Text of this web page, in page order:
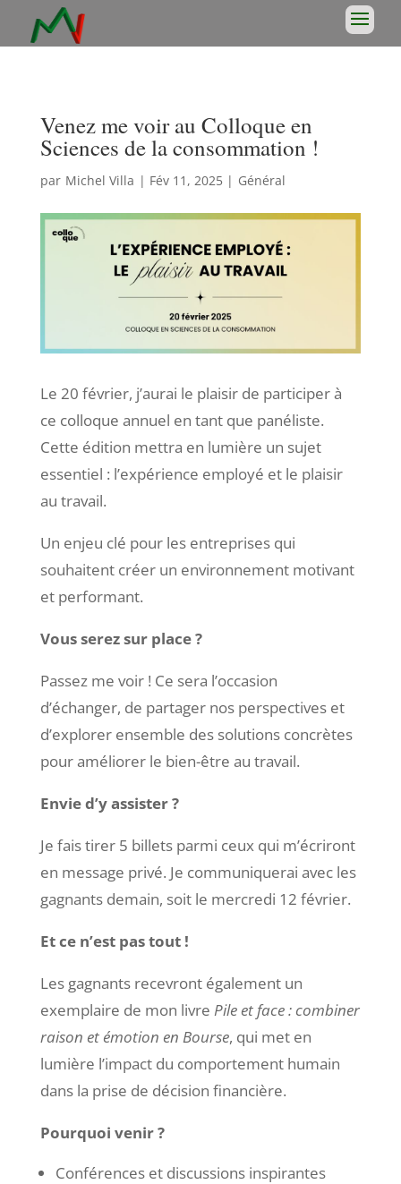
Venez me voir au Colloque en
Sciences de la consommation !
par Michel Villa | Fév 11, 2025| Général
Le 20 février, j’aurai le plaisir de participer à
ce colloque annuel en tant que panéliste.
Cette édition mettra en lumière un sujet
essentiel : l’expérience employé et le plaisir
au travail.
Un enjeu clé pour les entreprises qui
souhaitent créer un environnement motivant
et performant.
Vous serez sur place ?
Passez me voir ! Ce sera l’occasion
d’échanger, de partager nos perspectives et
d’explorer ensemble des solutions concrètes
pour améliorer le bien-être au travail.
Envie d’y assister ?
Je fais tirer 5 billets parmi ceux qui m’écriront
en message privé. Je communiquerai avec les
gagnants demain, soit le mercredi 12 février.
Et ce n’est pas tout !
Les gagnants recevront également un
exemplaire de mon livre Pile et face : combiner
raison et émotion en Bourse, qui met en
lumière l’impact du comportement humain
dans la prise de décision financière.
Pourquoi venir ?
Conférences et discussions inspirantes